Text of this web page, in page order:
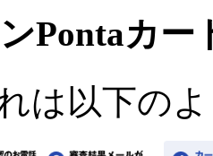
Pontaカー
は以下の